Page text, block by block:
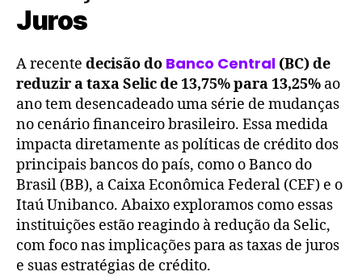
Juros
A recente decisão do Banco Central (BC) de
reduzir a taxa Selic de 13,75% para 13,25% ao
ano tem desencadeado uma série de mudanças
no cenário financeiro brasileiro. Essa medida
impacta diretamente as políticas de crédito dos
principais bancos do país, como o Banco do
Brasil (BB), a Caixa Econômica Federal (CEF) e o
Itaú Unibanco. Abaixo exploramos como essas
instituições estão reagindo à redução da Selic,
com foco nas implicações para as taxas de juros
e suas estratégias de crédito.